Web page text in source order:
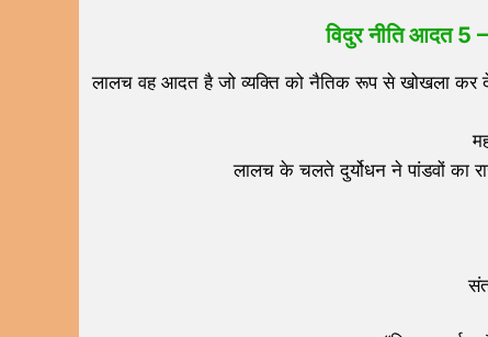
विदुर नीति आदत5
लालच वह आदत है जो व्यक्ति को नैतिक रूप से खोखला कर
लालच के चलते दुर्योधन ने पांडवों का